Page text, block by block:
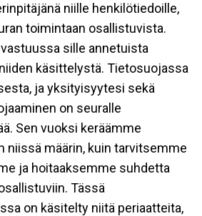
niille henkilötiedoille,
toimintaan osallistuvista.
sille annetuista
käsittelystä. Tietosuojassa
ja yksityisyytesi sekä
on seuralle
Sen vuoksi keräämme
niissä määrin, kuin tarvitsemme
ja hoitaaksemme suhdetta
Tässä
on käsitelty niitä periaatteita,